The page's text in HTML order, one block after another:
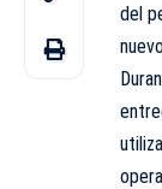
del